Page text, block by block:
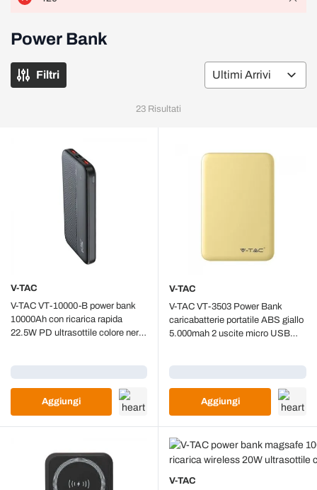
Power Bank
Filtri
23 Risultati
V-TAC
V-TAC VT-10000-B power bank
10000Ah con ricarica rapida
22.5W PD ultrasottile colore nero
Aggiungi
V-TAC
V-TAC VT-3503 Power Bank
caricabatterie portatile ABS giallo
5.000mah 2 uscite micro USB
Aggiungi
V-TAC